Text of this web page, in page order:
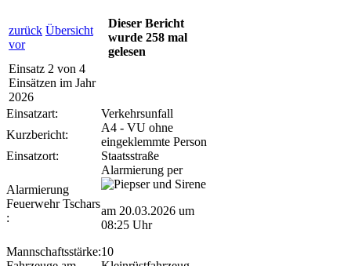
zurück Übersicht
vor
Dieser Bericht
wurde 258 mal
gelesen
Einsatz 2 von 4
Einsätzen im Jahr
2026
Einsatzart:
Verkehrsunfall
Kurzbericht:
A4 - VU ohne
eingeklemmte Person
Einsatzort:
Staatsstraße
Alarmierung
Feuerwehr Tschars
:
Alarmierung per
am 20.03.2026 um
08:25 Uhr
Mannschaftsstärke:10